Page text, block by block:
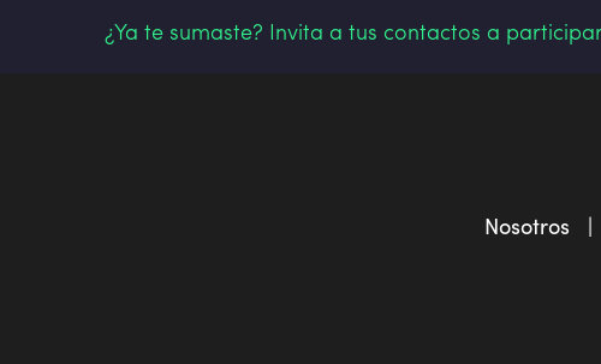
¿Ya te sumaste? Invita a tus contactos a
Nosotros |